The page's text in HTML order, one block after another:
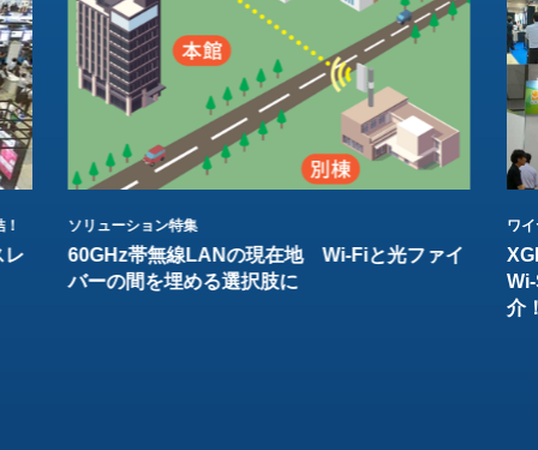
レ
ソリューション特集
60GHz帯無線LANの現在地 Wi-Fiと光ファイ
バーの間を埋める選択肢に
ワ
介